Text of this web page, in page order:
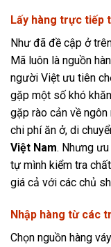
Lấy hàng trực tiếp
Như đã đề cập ở
Mã luôn là nguồn
người Việt ưu tiên
gặp một số khó
gặp rào cản về
chi phí ăn ở, di
Việt Nam. Nhưng
tự mình kiểm tra
giá cả với các chủ
Nhập hàng từ các
Chọn nguồn hàng